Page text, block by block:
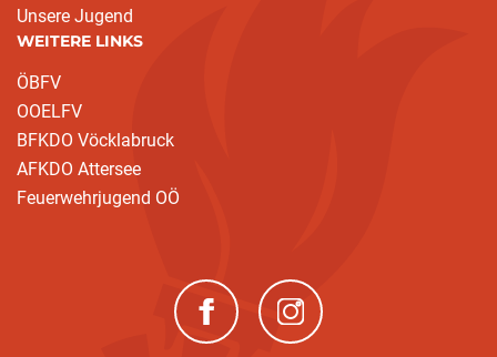
Unsere Jugend
WEITERE LINKS
ÖBFV
OOELFV
BFKDO Vöcklabruck
AFKDO Attersee
Feuerwehrjugend OÖ
(neues Fenster)(neues Fenster)